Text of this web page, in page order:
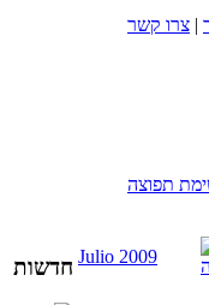
| צרו קשר
תפוצה
חדשות Julio 2009